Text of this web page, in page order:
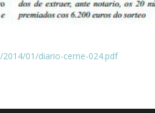
01/diario-cerne-024.pdf